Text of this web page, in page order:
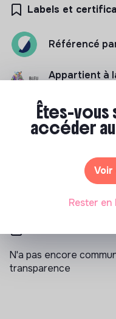
Labels et
Référencé
Appartient à
Certifié par
N'a pas encore
transparence
Êtes-
accéder
Voir
Rester